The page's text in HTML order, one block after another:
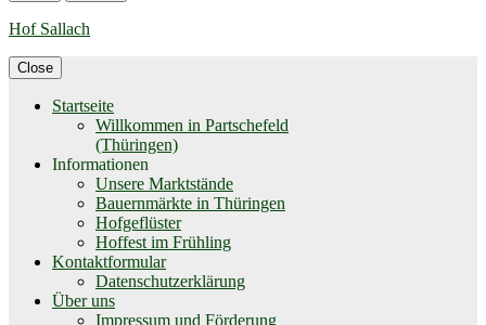
Hof Sallach
Close
Startseite
Willkommen in Partschefeld
(Thüringen)
Informationen
Unsere Marktstände
Bauernmärkte in Thüringen
Hofgeflüster
Hoffest im Frühling
Kontaktformular
Datenschutzerklärung
Über uns
Impressum und Förderung